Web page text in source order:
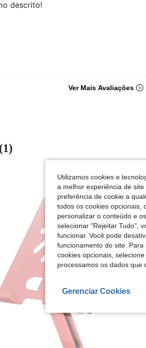
descrito!
Ver Mais Avaliações
Utilizamos cookies e
a melhor experiência de
preferência de cookie a
todos os cookies opcionais,
personalizar o conteúdo e
selecionar "Rejeitar Tudo",
funcionar. Você pode
funcionamento do site.
cookies opcionais,
processamos os dados que
Gerenciar Cookies